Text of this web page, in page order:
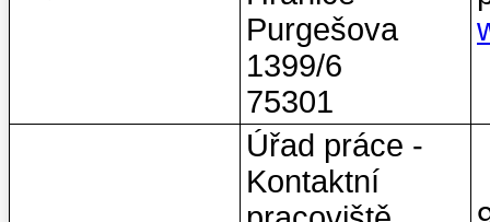
Purgešova
1399/6
75301
Úřad práce -
Kontaktní